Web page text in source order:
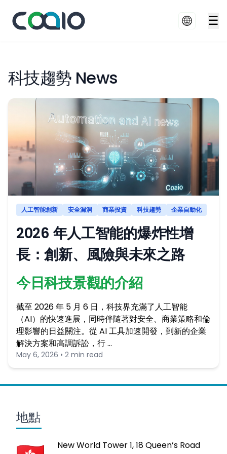
☰
科技趨勢 News
人工智能創新 安全漏洞 商業投資 科技趨勢 企業自動化
2026 年人工智能的爆炸性增
長：創新、風險與未來之路
今日科技景觀的介紹
截至 2026 年 5 月 6 日，科技界充滿了人工智能
（AI）的快速進展，同時伴隨著對安全、商業策略和倫
理影響的日益關注。從 AI 工具加速開發，到新的企業
解決方案和高調訴訟，行 …
May 6, 2026 • 2 min read
地點
New World Tower 1, 18 Queen’s Road